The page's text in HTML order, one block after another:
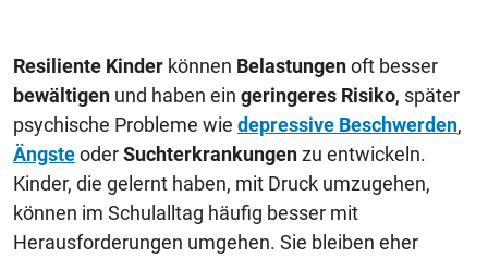
Resiliente Kinder können Belastungenoft besser
bewältigen und haben ein geringeres Risiko, später
psychische Probleme wie depressive Beschwerden,
ÄngsteoderSuchterkrankungenzu entwickeln.
Kinder, die gelernt haben, mit Druck umzugehen,
können im Schulalltag häufig besser mit
Herausforderungen umgehen. Sie bleiben eher